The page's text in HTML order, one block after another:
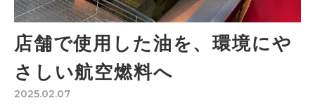
店舗で使用した油を、環境にや
さしい航空燃料へ
2025.02.07